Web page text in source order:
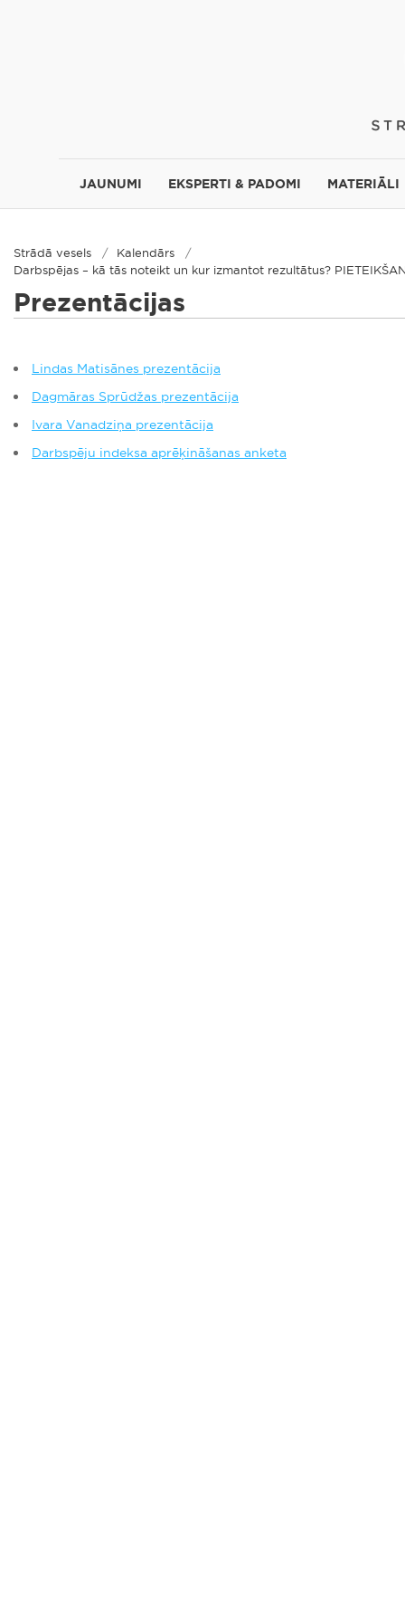
JAUNUMI EKSPERTI & PADOMI MATERIĀLI
Strādā vesels
Kalendārs
Darbspējas – kā tās noteikt un kur izmantot rezultātus?
Prezentācijas
Lindas Matisānes prezentācija
Dagmāras Sprūdžas prezentācija
Ivara Vanadziņa prezentācija
Darbspēju indeksa aprēķināšanas anketa